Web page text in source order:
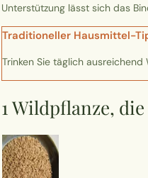
Unterstützung lässt sich das
Traditioneller Hausmittel-
Trinken Sie täglich
1 Wildpflanze,